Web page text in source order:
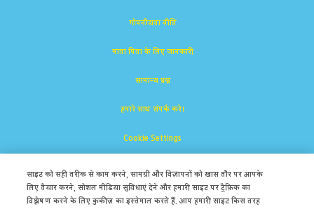
गोपनीयता नीति
माता पिता के लिए जानकारी
सामान्य प्रश्न
हमारे साथ संपर्क करे।
Cookie Settings
साइट को सही तरीक से काम करने, सामग्री और विज्ञापनों को खास तौर पर आपके
लिए तैयार करने, सोशल मीडिया सुविधाएं देने और हमारी साइट पर ट्रैफ़िक का
विश्लेषण करने के लिए कुकीज़ का इस्तेमाल करते हैं. आप हमारी साइट किस तरह